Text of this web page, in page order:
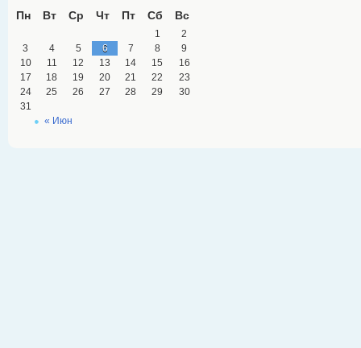
Пн
Вт Ср Чт Пт Сб Вс
« Июн
1
2
3
4 5 6 7 8
9
10
11 12 13 14 15
16
17
18 19 20 21 22
23
24
25 26 27 28 29
30
31